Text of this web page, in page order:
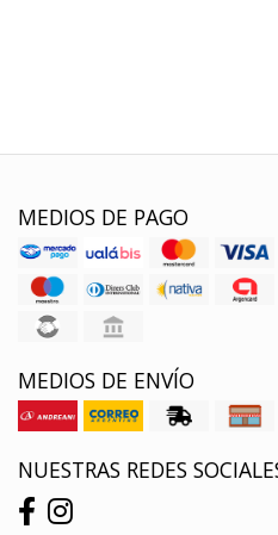
MEDIOS DE PAGO
MEDIOS DE ENVÍO
NUESTRAS REDES